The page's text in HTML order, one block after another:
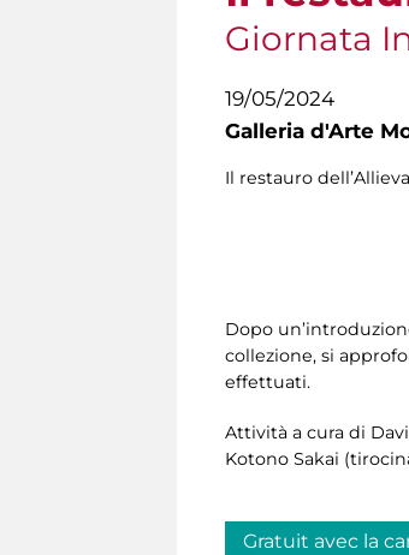
Giornata
19/05/2024
Galleria d'Arte
Il restauro
Dopo
collezione, si
effettuati.
Attività a cura di
Kotono Sakai
Gratuit avec la